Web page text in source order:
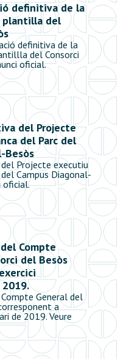
definitiva de la
plantilla del
definitiva de la
del Consorci
oficial.
del Projecte
del Parc del
Besòs
Projecte executiu
Campus Diagonal-
oficial.
Compte
del Besòs
General del
a
de 2019. Veure